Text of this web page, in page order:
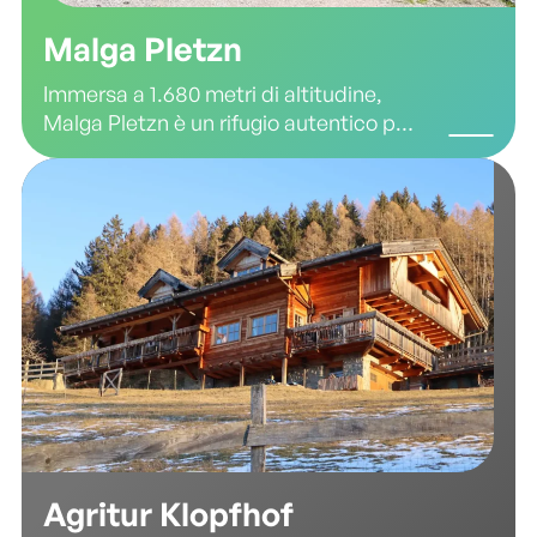
Malga Pletzn
Immersa a 1.680 metri di altitudine,
Malga Pletzn è un rifugio autentico per
chi desidera vivere un’esperienza
tradizioni montane e sapori genuini.
Situata nel cuore della Val dei
Mòcheni, questa malga è il luogo
ideale per riconnettersi con la natura e
godersi la tranquillità della montagna.
Agritur Klopfhof